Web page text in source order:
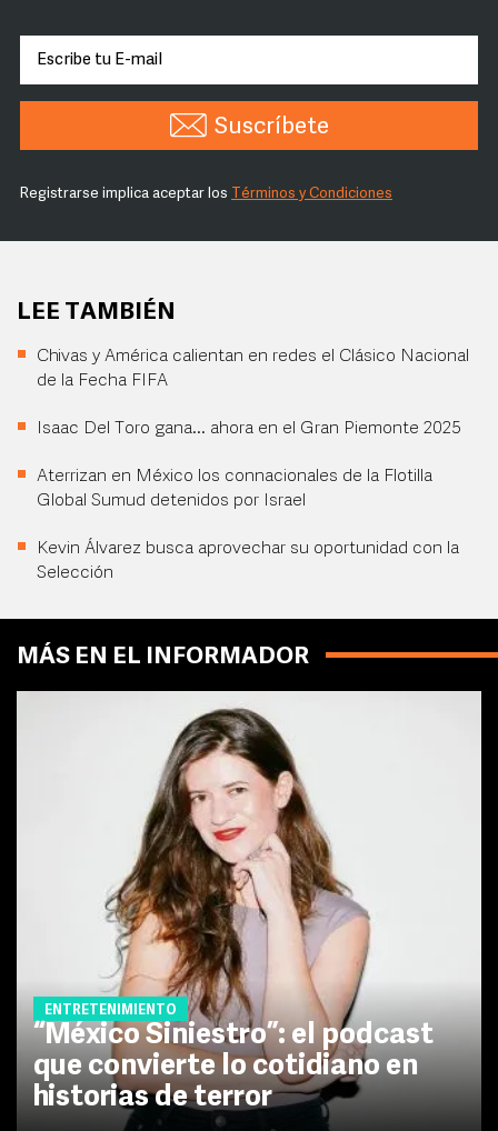
Suscríbete
Registrarse implica aceptar los Términos y Condiciones
LEE TAMBIÉN
Chivas y América calientan en redes el Clásico Nacional
de la Fecha FIFA
Isaac Del Toro gana... ahora en el Gran Piemonte 2025
Aterrizan en México los connacionales de la Flotilla
Global Sumud detenidos por Israel
Kevin Álvarez busca aprovechar su oportunidad con la
Selección
MÁS EN EL INFORMADOR
ENTRETENIMIENTO
“México Siniestro”: el podcast
que convierte lo cotidiano en
historias de terror